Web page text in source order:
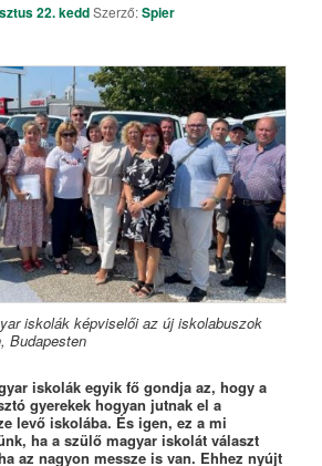
22. keddSzerző:Spier
iskolák képviselői az új iskolabuszok
Budapesten
iskolák egyik fő gondja az, hogy a
gyerekek hogyan jutnak el a
levő iskolába. És igen, ez a mi
ha a szülő magyar iskolát választ
az nagyon messze is van. Ehhez nyújt